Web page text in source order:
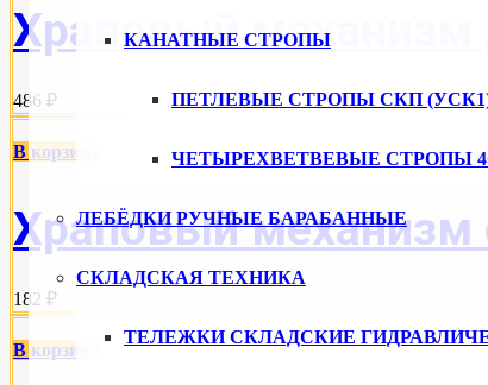
КАНАТНЫЕ СТРОПЫ
ПЕТЛЕВЫЕ СТРОПЫ СКП
ЧЕТЫРЕХВЕТВЕВЫЕ СТРОПЫ
ЛЕБЁДКИ РУЧНЫЕ БАРАБАННЫЕ
СКЛАДСКАЯ ТЕХНИКА
ТЕЛЕЖКИ СКЛАДСКИЕ
Храповый
486 ₽
В корзину
Храповый механизм
182 ₽
В корзину